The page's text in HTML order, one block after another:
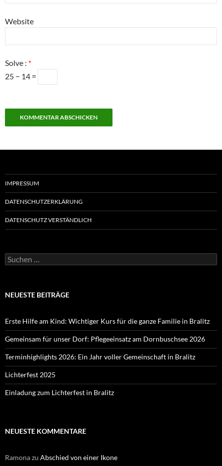
Website
Solve : *
25 − 14 =
IMPRESSUM
DATENSCHUTZERKLÄRUNG
DATENSCHUTZ VERSTÄNDLICH
Suchen
nach:
NEUESTE BEITRÄGE
Erste Hilfe am Kind: Wichtiger Kurs für die ganze Familie in Bralitz
Gemeinsam für unser Dorf: Pflegeeinsatz am Dornbuschsee 2026
Terminhighlights 2026: Ein Jahr voller Gemeinschaft in Bralitz
Lichterfest 2025
Einladung zum Lichterfest in Bralitz
NEUESTE KOMMENTARE
Ramonazu Abschied von einer Ikone